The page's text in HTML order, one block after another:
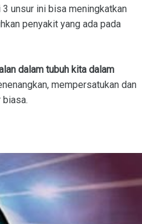
unsur ini bisa meningkatkan
penyakit yang ada pada
dalam tubuh kita dalam
mempersatukan dan